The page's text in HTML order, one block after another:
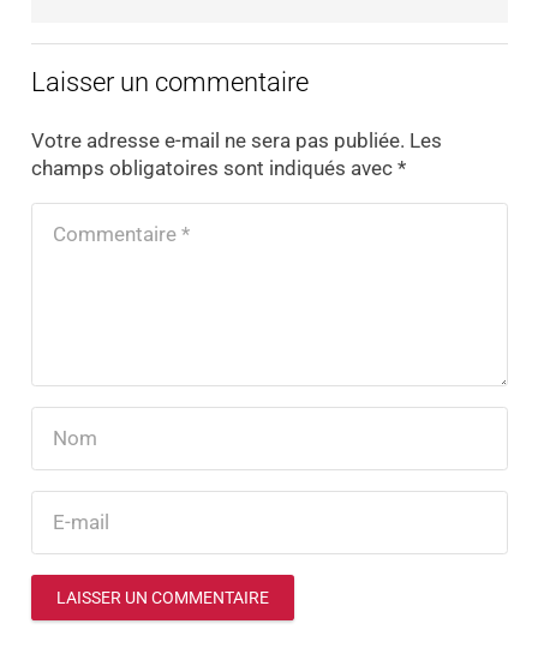
Laisser un commentaire
Votre adresse e-mail ne sera pas publiée. Les
champs obligatoires sont indiqués avec *
LAISSER UN COMMENTAIRE